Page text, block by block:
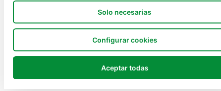
Solo necesarias
Configurar cookies
Aceptar todas